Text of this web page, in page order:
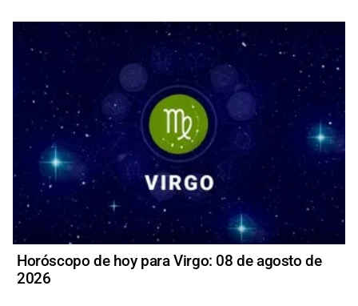
Horóscopo de hoy para Virgo: 08 de agosto de
2026